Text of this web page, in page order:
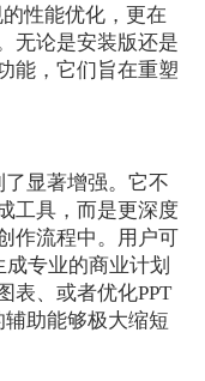
性能优化，更在
无论是安装版还是
能，它们旨在重塑
了显著增强。它不
工具，而是更深度
作流程中。用户可
专业的商业计划
表、或者优化PPT
助能够极大缩短